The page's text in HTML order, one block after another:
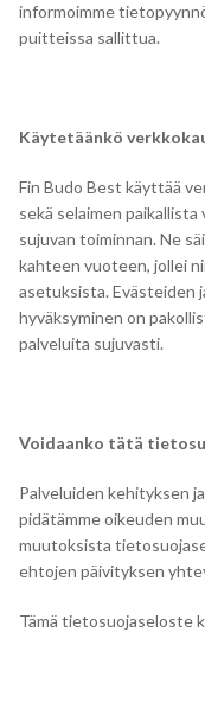
informoimme
puitteissa sallittua.
Käytetäänkö
Fin Budo Best käyttää
sekä selaimen
sujuvan toiminnan. Ne
kahteen vuoteen, jollei
asetuksista. Evästeiden
hyväksyminen on
palveluita sujuvasti.
Voidaanko tätä
Palveluiden kehityksen
pidätämme oikeuden
muutoksista
ehtojen päivityksen
Tämä tietosuojaseloste